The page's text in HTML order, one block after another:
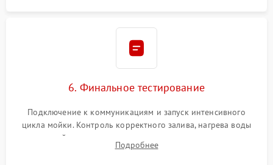
6. Финальное тестирование
Подключение к коммуникациям и запуск интенсивного
цикла мойки. Контроль корректного залива, нагрева воды
до нужной температуры, отсутствия посторонних шумов,
штатного слива и абсолютной сухости в поддоне.
Подробнее